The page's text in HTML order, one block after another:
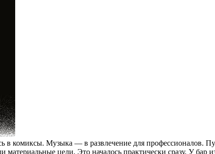
комиксы. Музыка — в развлечение для профессионалов.
цели. Это началось практически сразу. У бар